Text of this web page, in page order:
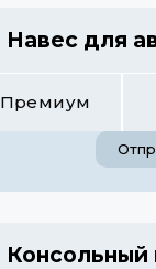
Навес для
Премиум
Консольный